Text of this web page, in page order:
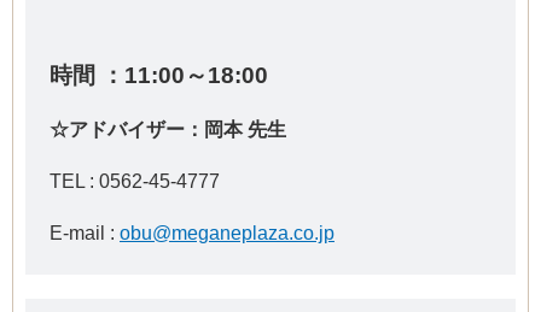
時間 ：11:00～18:00
☆アドバイザー：岡本 先生
TEL : 0562-45-4777
E-mail : obu@meganeplaza.co.jp